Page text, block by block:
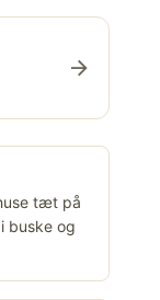
arrow_forward
tæt på
buske og